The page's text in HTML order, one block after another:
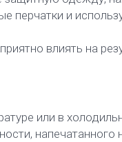
перчатки и
влиять на
или в
напечатанного